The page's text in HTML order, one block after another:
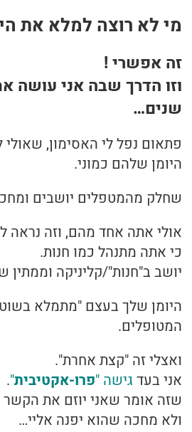
בריאות
תזונה
עיסוי
מי לא רוצה למלא את
זה אפשרי !
וזו הדרך שבה אני עושה
שנים…
פתאום נפל לי האסימון,
היומן שלהם כמוני.
שחלק מהמטפלים יושבים
אולי אתה אחד מהם, וזה נראה
כי אתה מתנהל כמו חנות.
יושב ב"חנות"/קליניקה וממתין
היומן שלך בעצם "מתמלא
המטופלים.
ואצלי זה "קצת אחרת".
אני בעד גישה "פרו-אקטיבית"
.
שזה אומר שאני יוזם את
ולא מחכה שהוא יפנה אליי…